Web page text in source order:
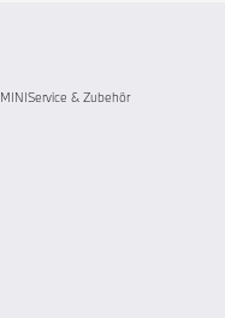
MINIService & Zubehör